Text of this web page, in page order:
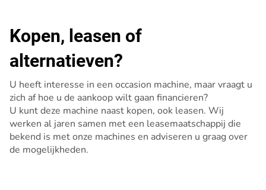
Kopen, leasen of
alternatieven?
U heeft interesse in een occasion machine, maar vraagt u
zich af hoe u de aankoop wilt gaan financieren?
U kunt deze machine naast kopen, ook leasen. Wij
werken al jaren samen met een leasemaatschappij die
bekend is met onze machines en adviseren u graag over
de mogelijkheden.